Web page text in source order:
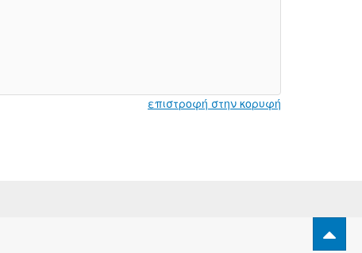
επιστροφή στην κορυφή